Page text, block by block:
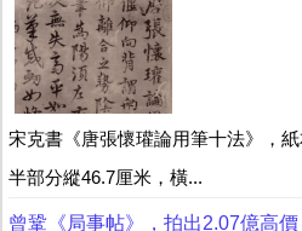
宋克書《唐張懷瓘論用筆十法》，
半部分縱46.7厘米，橫...
曾鞏《局事帖》，拍出2.07億高價